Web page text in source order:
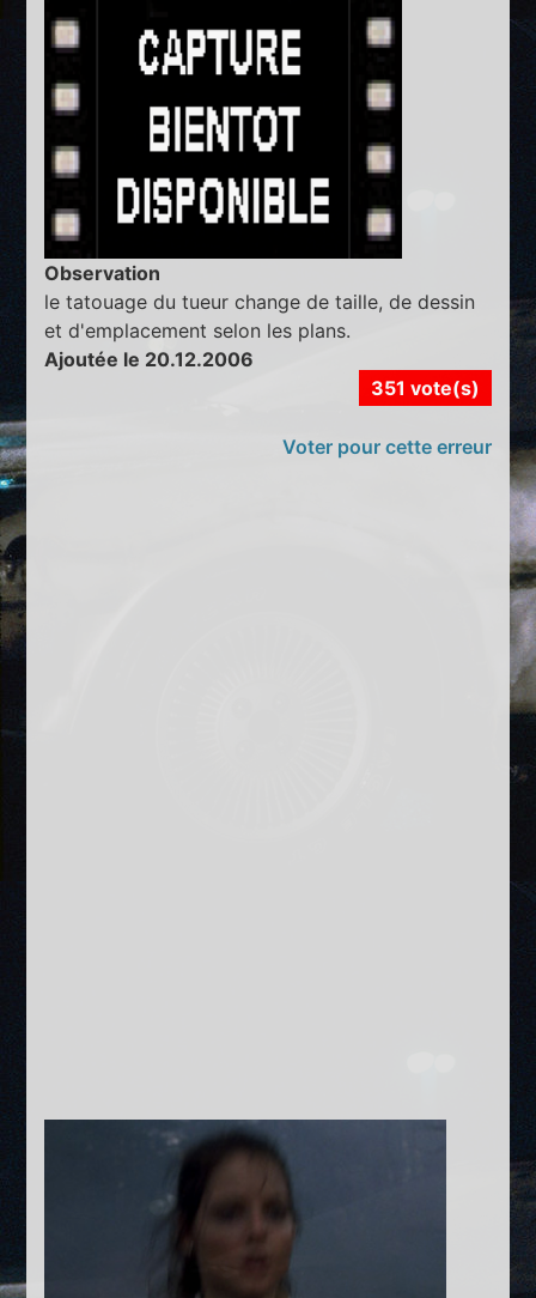
Observation
le tatouage du tueur change de taille, de dessin
et d'emplacement selon les plans.
Ajoutée le 20.12.2006
351 vote(s)
Voter pour cette erreur